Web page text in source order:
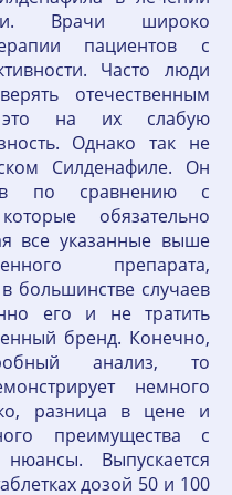
Врачи широко
пациентов с
Часто люди
отечественным
это на их слабую
Однако так не
Силденафиле. Он
по сравнению с
обязательно
все указанные выше
препарата,
большинстве случаев
его и не тратить
бренд. Конечно,
анализ, то
немного
разница в цене и
преимущества с
Выпускается
дозой 50 и 100